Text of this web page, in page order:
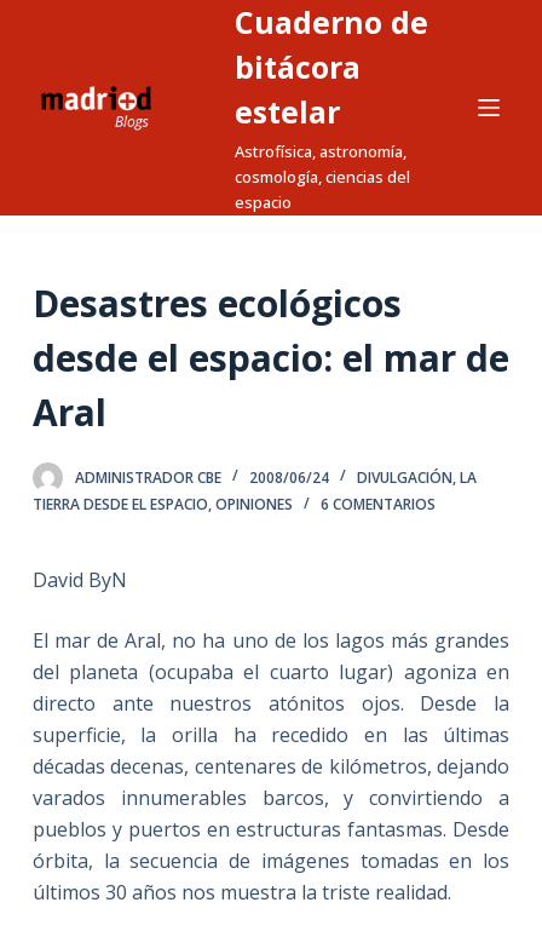
a
d
Cuaderno de
bitácora
estelar
Astrofísica, astronomía,
cosmología, ciencias del
espacio
Desastres ecológicos
desde el espacio: el mar de
Aral
ADMINISTRADOR CBE 2008/06/24 DIVULGACIÓN,LA
TIERRA DESDE EL ESPACIO,OPINIONES 6 COMENTARIOS
David ByN
El mar de Aral, no ha uno de los lagos más grandes
del planeta (ocupaba el cuarto lugar) agoniza en
directo ante nuestros atónitos ojos. Desde la
superficie, la orilla ha recedido en las últimas
décadas decenas, centenares de kilómetros, dejando
varados innumerables barcos, y convirtiendo a
pueblos y puertos en estructuras fantasmas. Desde
órbita, la secuencia de imágenes tomadas en los
últimos 30 años nos muestra la triste realidad.